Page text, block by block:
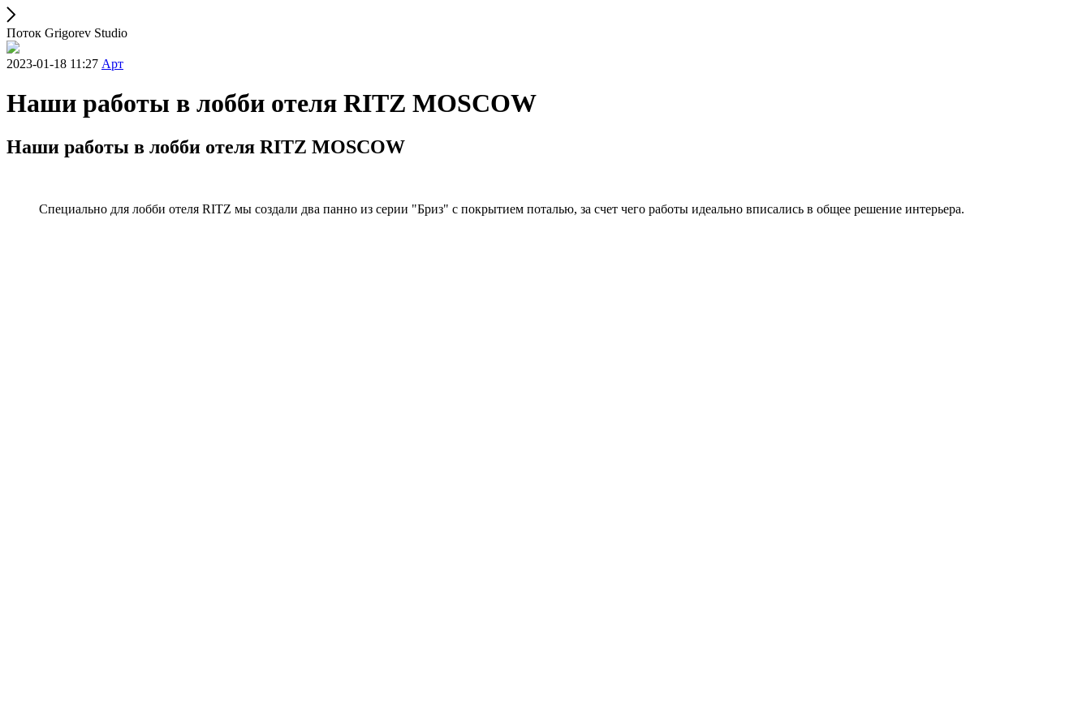
Поток Grigorev Studio
2023-01-18 11:27 Арт
Наши работы в лобби отеля RITZ MOSCOW
Наши работы в лобби отеля RITZ MOSCOW
Специально для лобби отеля RITZ мы создали два панно из серии "Бриз" с покрытием поталью, за счет чего работы идеально вписались в общее решение интерьера.